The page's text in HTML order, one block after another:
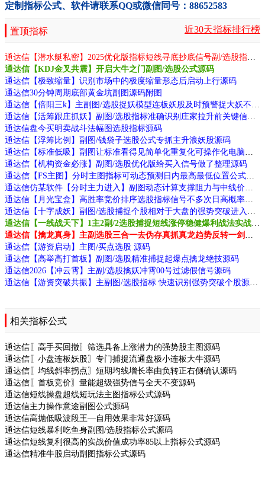
定制指标公式、软件请联系QQ或微信同号：88652583
置顶指标 近30天指标排行榜
通达信【潜水艇私密】2025优化版指标短线寻底抄底信号副/选股指标无未来函数手机电脑通用源码
通达信【KDJ金叉共震】开启大牛之门副图/选股公式源码
通达信【极致缩量】识别市场中的极度缩量形态后启动上行源码
通达信30分钟周期底部黄金坑副图源码附图
通达信【倍阳三k】主副图/选股捉妖模型连板妖股及时预警捉大妖不断源码
通达信【活筹跟庄抓妖】副图/选股指标准确识别庄家拉升前关键信号不错过后续主升浪行情源码
通达信盘今买明卖战斗法幅图选股指标源码
通达信【浮筹比例】副图/钱袋子选股公式专抓主升浪妖股源码
通达信【标准低吸】副图让标准看得见简单化重复化可操作化电脑手机通用源码
通达信【机构资金必涨】副图/选股优化版给买入信号做了整理源码
通达信【FS主图】分时主图指标可动态预测日内最高最低位置公式源码
通达信仿某软件【分时主力进入】副图动态计算支撑阻力与中线价位支撑阻力位的关系源码
通达信【月光宝盒】高胜率竞价排序选股指标信号不多次日高概率有肉源码
通达信【十字成妖】副图/选股捕捉个股相对于大盘的强势突破进入变盘源码
通达信【一线战天下】1主2副/2选股捕捉短线涨停稳健爆利战法实战经验设计源码
通达信【擒龙真身】主副选股三合一去伪存真抓真龙趋势反转一剑封喉源码
通达信【游资启动】主图/买点选股 源码
通达信【高举高打首板】副图/选股精准捕捉起爆点擒龙绝技源码
通达信2026【冲云霄】主副/选股擒妖冲霄00号过滤假信号源码
通达信【游资突破共振】主副图/选股指标 快速识别强势突破个股源码
相关指标公式
通达信〖高手买回撤〗筛选具备上涨潜力的强势股主图源码
通达信〖小盘连板妖股〗专门捕捉流通盘极小连板大牛源码
通达信〖均线斜率拐点〗短期均线增长率由负转正右侧确认源码
通达信〖首板竞价〗量能超级强势信号全天不变源码
通达信短线操盘超线短玩法主图指标公式源码
通达信主力操作意途副图公式源码
通达信高抛低吸波段王—自用效果非常好源码
通达信短线暴利吃鱼身副图/选股指标公式源码
通达信短线复利很高的实战价值成功率85以上指标公式源码
通达信精准牛股启动副图指标公式源码